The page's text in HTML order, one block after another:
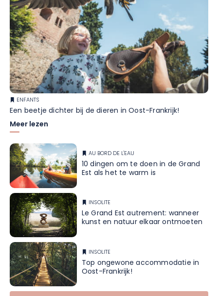
ENFANTS
Een beetje dichter bij de dieren in Oost-Frankrijk!
Meer lezen
AU BORD DE L'EAU
10 dingen om te doen in de Grand
Est als het te warm is
INSOLITE
Le Grand Est autrement: wanneer
kunst en natuur elkaar ontmoeten
INSOLITE
Top ongewone accommodatie in
Oost-Frankrijk!